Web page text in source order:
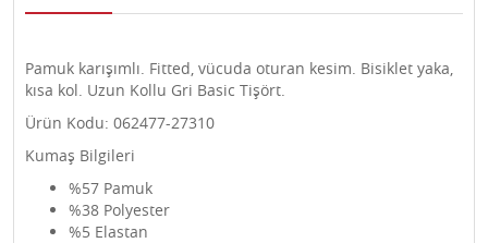
Pamuk karışımlı. Fitted, vücuda oturan kesim. Bisiklet yaka,
kısa kol. Uzun Kollu Gri Basic Tişört.
Ürün Kodu: 062477-27310
Kumaş Bilgileri
%57 Pamuk
%38 Polyester
%5 Elastan